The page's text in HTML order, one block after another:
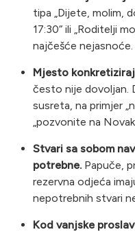
tipa „Dijete, molim,
17:30“ ili „Roditelji
najčešće nejasnoće.
Mjesto
često nije dovoljan.
susreta, na primjer
„pozvonite na
Stvari sa sobom
potrebne. Papuče,
rezervna odjeća
nepotrebnih stvari
Kod vanjske